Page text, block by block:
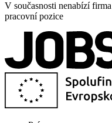
V současnosti nenabízí
pracovní pozice